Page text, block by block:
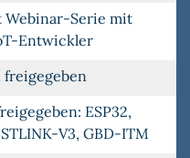
Webinar-Serie mit
Entwickler
freigegeben
ESP32,
V3, GBD-ITM